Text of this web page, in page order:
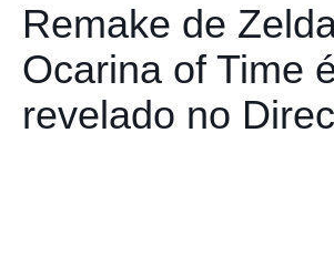
Remake de
Ocarina of Time
revelado no